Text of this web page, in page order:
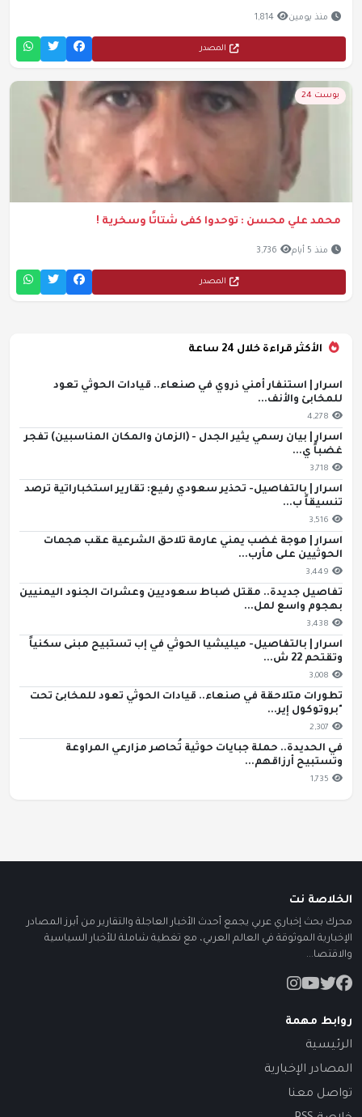
منذ يومين 1,814
المصدر
بوست 24
محمد علي محسن : توحدوا كفى شتاتًا وسخرية !
منذ 5 أيام 3,736
المصدر
الأكثر قراءة خلال 24 ساعة
اسرار | استنفار أمني ذروي في صنعاء.. قيادات الحوثي تعود
للمخابئ والأنف...
4,278
اسرار | بيان رسمي يثير الجدل - (الزمان والمكان المناسبين) تفجر
غضباً ي...
3,718
اسرار | بالتفاصيل- تحذير سعودي رفيع: تقارير استخباراتية ترصد
تنسيقاً ب...
3,516
اسرار | موجة غضب يمني عارمة تلاحق الشرعية عقب هجمات
الحوثيين على مأرب...
3,449
تفاصيل جديدة.. مقتل ضباط سعوديين وعشرات الجنود اليمنيين
بهجوم واسع لمل...
3,438
اسرار | بالتفاصيل- ميليشيا الحوثي في إب تستبيح مبنى سكنياً
وتقتحم 22 ش...
3,008
تطورات متلاحقة في صنعاء.. قيادات الحوثي تعود للمخابئ تحت
"بروتوكول إير...
2,307
في الحديدة.. حملة جبايات حوثية تُحاصر مزارعي المراوعة
وتستبيح أرزاقهم...
1,735
الخلاصة نت
محرك بحث إخباري عربي يجمع أحدث الأخبار العاجلة والتقارير من أبرز المصادر
الإخبارية الموثوقة في العالم العربي، مع تغطية شاملة للأخبار السياسية
والاقتصا...
روابط مهمة
الرئيسية
المصادر الإخبارية
تواصل معنا